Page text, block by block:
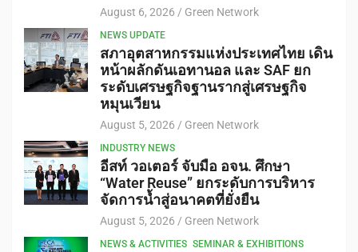
August 6, 2026 Green Network
NEWS UPDATE
สภาอุตสาหกรรมแห่งประเทศไทย เดิน
หน้าผลักดันเอทานอล และ SAF ยก
ระดับเศรษฐกิจฐานรากสู่เศรษฐกิจ
หมุนเวียน
August 5, 2026 Green Network
INDUSTRY NEWS
อีสท์ วอเตอร์ จับมือ อจน. ศึกษา
“Water Reuse” ยกระดับการบริหาร
จัดการน้ำสู่อนาคตที่ยั่งยืน
August 5, 2026 Green Network
NEWS & ACTIVITIES SEMINAR & EXHIBITIONS